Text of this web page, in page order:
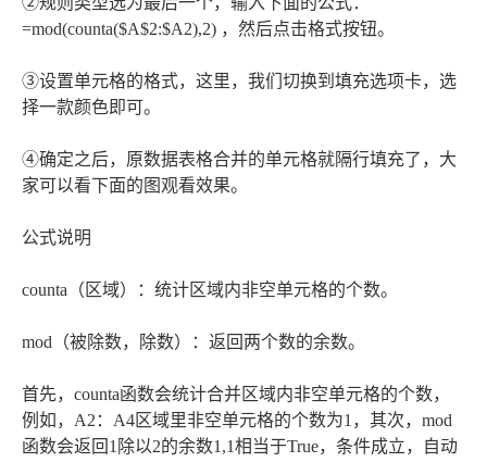
=mod(counta($A$2:$A2),2) ，然后点击格式按钮。
③设置单元格的格式，这里，我们切换到填充选项卡，选
择一款颜色即可。
④确定之后，原数据表格合并的单元格就隔行填充了，大
家可以看下面的图观看效果。
公式说明
counta（区域）：统计区域内非空单元格的个数。
mod（被除数，除数）：返回两个数的余数。
首先，counta函数会统计合并区域内非空单元格的个数，
例如，A2：A4区域里非空单元格的个数为1，其次，mod
函数会返回1除以2的余数1,1相当于True，条件成立，自动